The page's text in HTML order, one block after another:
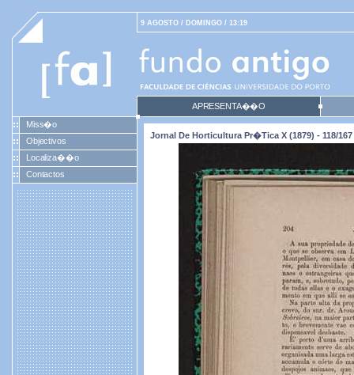
9 AGOSTO / DOMINGO / 13:19
APRESENTA��O
Miss�o
Objectivos
Localiza��o
Contactos
Jornal De Horticultura Pr�tica X (1879) - 118/167